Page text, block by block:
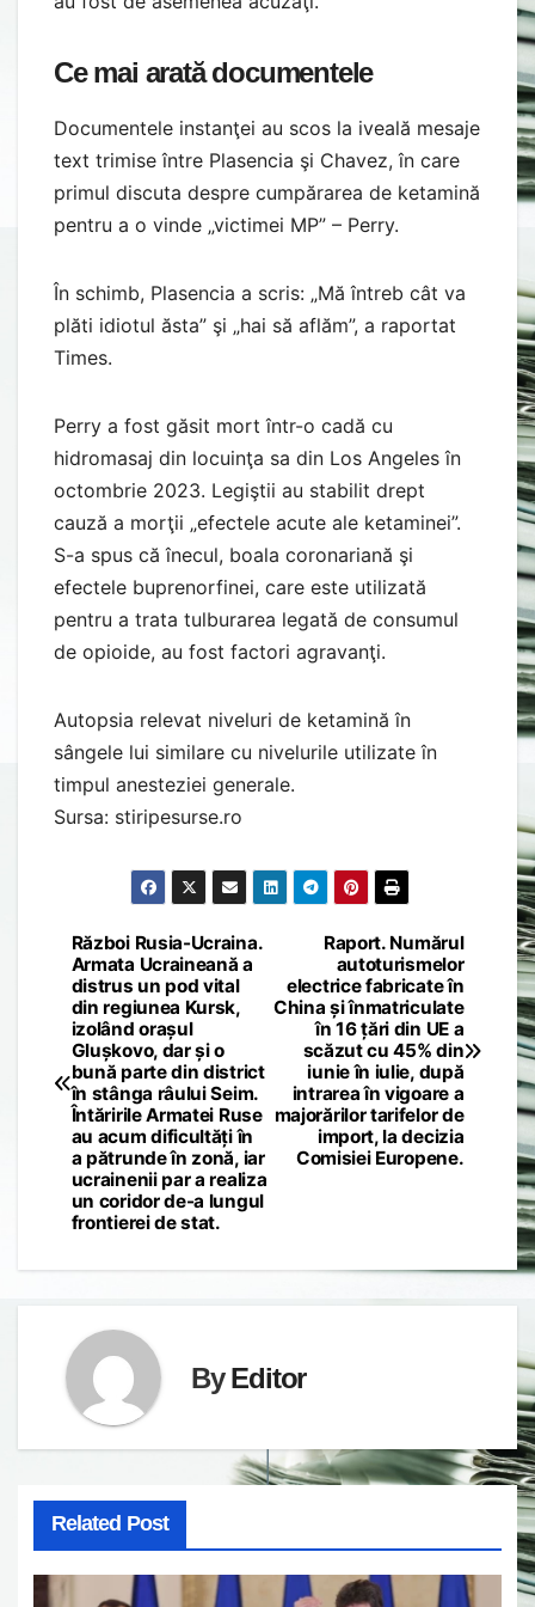
Ce mai arată documentele
Documentele instanţei au scos la iveală mesaje
text trimise între Plasencia şi Chavez, în care
primul discuta despre cumpărarea de ketamină
pentru a o vinde „victimei MP” – Perry.
În schimb, Plasencia a scris: „Mă întreb cât va
plăti idiotul ăsta” şi „hai să aflăm”, a raportat
Times.
Perry a fost găsit mort într-o cadă cu
hidromasaj din locuinţa sa din Los Angeles în
octombrie 2023. Legiştii au stabilit drept
cauză a morţii „efectele acute ale ketaminei”.
S-a spus că înecul, boala coronariană şi
efectele buprenorfinei, care este utilizată
pentru a trata tulburarea legată de consumul
de opioide, au fost factori agravanţi.
Autopsia relevat niveluri de ketamină în
sângele lui similare cu nivelurile utilizate în
timpul anesteziei generale.
Sursa: stiripesurse.ro
Post
navigation
Raport. Numărul
autoturismelor
electrice fabricate în
China și înmatriculate
în 16 țări din UE a
scăzut cu 45% din
iunie în iulie, după
intrarea în vigoare a
majorărilor tarifelor de
import, la decizia
Comisiei Europene.
Război Rusia-Ucraina.
Armata Ucraineană a
distrus un pod vital
din regiunea Kursk,
izolând orașul
Glușkovo, dar și o
bună parte din district
în stânga râului Seim.
Întăririle Armatei Ruse
au acum dificultăți în
a pătrunde în zonă, iar
ucrainenii par a realiza
un coridor de-a lungul
frontierei de stat.
ByEditor
Related Post